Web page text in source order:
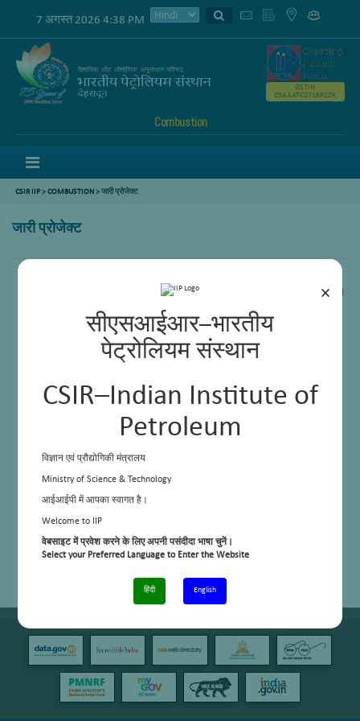
×
सीएसआईआर–भारतीय
पेट्रोलियम संस्थान
CSIR–Indian Institute of
Petroleum
विज्ञान एवं प्रौद्योगिकी मंत्रालय
Ministry of Science & Technology
आईआईपी में आपका स्वागत है।
Welcome to IIP
वेबसाइट में प्रवेश करने के लिए अपनी पसंदीदा भाषा चुनें।
Select your Preferred Language to Enter the Website
हिंदी English
7 अगस्त 2026 4:38 PM
Combustion
GSTIN
05AAATC2716R2ZK
CSIR IIP>COMBUSTION>जारी प्रोजेक्ट
जारी प्रोजेक्ट
Chemical Loop Combustion for near-zero CO2 emissions from industrial
Preliminary evaluation of Furnace Oil